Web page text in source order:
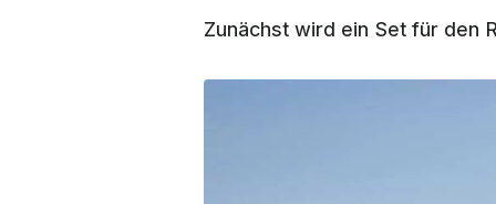
Zunächst wird ein Set für den